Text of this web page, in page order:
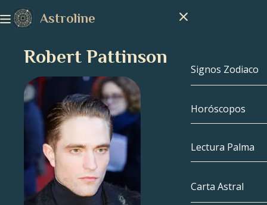
Astroline
Signos Zodiaco
Signos
Capricornio
Horóscopos
Lectura Palma
Carta Astral
Robert Pattinson